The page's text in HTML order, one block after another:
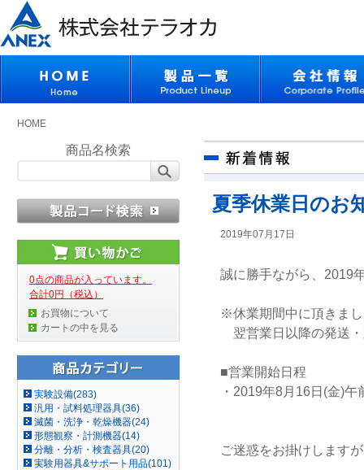
HOME
商品名検索
0点の商品が入っています。
合計0円（税込）
お買物について
カートの中を見る
実験設備(283)
汎用・試料処理器具(36)
滅菌・洗浄・乾燥機器(24)
形態観察・計測機器(14)
分離・分析・検査器具(20)
実験用器具&サポート用品(101)
夏季休業日のお
2019年07月17日
誠に勝手ながら、2019
※休業期間中に頂きま
翌営業日以降の発送
■営業開始日程
・2019年8月16日(金)
ご迷惑をお掛けします